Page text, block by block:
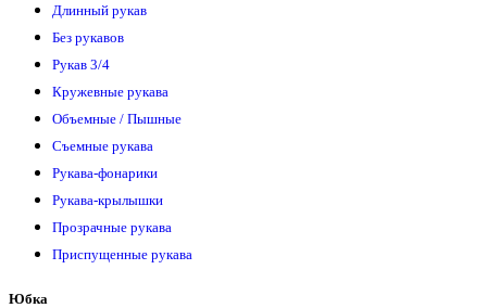
Длинный рукав
Без рукавов
Рукав 3/4
Кружевные рукава
Объемные / Пышные
Съемные рукава
Рукава-фонарики
Рукава-крылышки
Прозрачные рукава
Приспущенные рукава
Юбка